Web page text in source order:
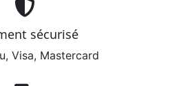
sécurisé
Visa, Mastercard